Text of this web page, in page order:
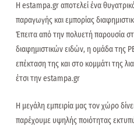
Η estampa.gr αποτελεί ένα
παραγωγής και εμπορίας
Έπειτα από την πολυετή παρουσία
διαφημιστικών ειδών, η ομάδα της
επέκταση της και στο κομμάτι της
έτσι την estampa.gr
Η μεγάλη εμπειρία μας τον χώρο
παρέχουμε υψηλής ποιότητας